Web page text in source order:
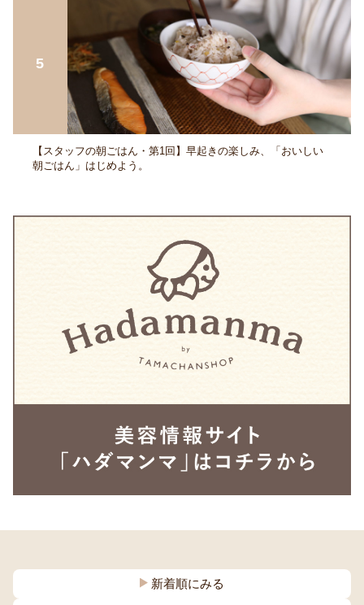
【スタッフの朝ごはん・第1回】早起きの楽しみ、「おいしい
朝ごはん」はじめよう。
新着順にみる